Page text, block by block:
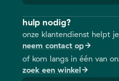
hulp nodig?
onze klantendienst helpt
neem contact op
of kom langs in één van
zoek een winkel